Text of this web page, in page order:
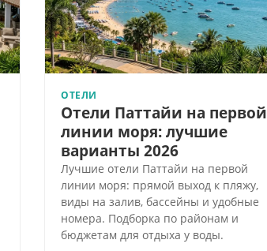
ОТЕЛИ
Отели Паттайи на первой
линии моря: лучшие
варианты 2026
Лучшие отели Паттайи на первой
линии моря: прямой выход к пляжу,
виды на залив, бассейны и удобные
номера. Подборка по районам и
бюджетам для отдыха у воды.